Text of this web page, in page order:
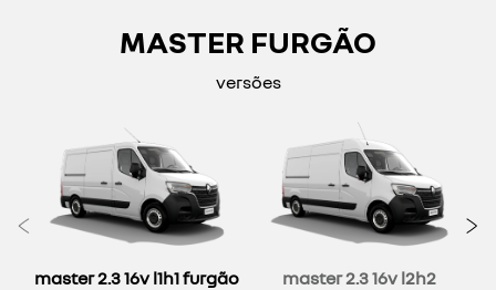
MASTER FURGÃO
versões
master 2.3 16v l1h1 furgão
master 2.3 16v l2h2
Anterior